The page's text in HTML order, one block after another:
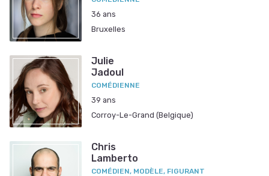
36 ans
Bruxelles
Julie
Jadoul
COMÉDIENNE
39 ans
Corroy-Le-Grand (Belgique)
Chris
Lamberto
COMÉDIEN, MODÈLE, FIGURANT